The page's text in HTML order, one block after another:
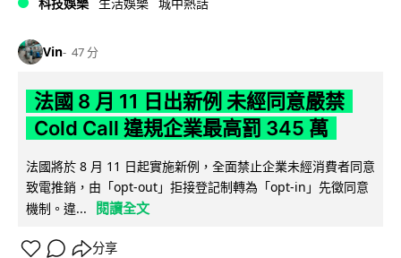
Vin 47 分
法國 8 月 11 日出新例 未經同意嚴禁
Cold Call 違規企業最高罰 345 萬
法國將於 8 月 11 日起實施新例，全面禁止企業未經消費者同意
致電推銷，由「opt-out」拒接登記制轉為「opt-in」先徵同意
機制。違...
閱讀全文
分享